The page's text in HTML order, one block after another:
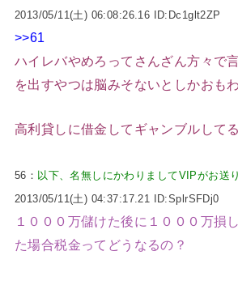
2013/05/11(土) 06:08:26.16 ID:Dc1glt2ZP
>>61
ハイレバやめろってさんざん方々で
を出すやつは脳みそないとしかおも
高利貸しに借金してギャンブルして
56： 以下、名無しにかわりましてVIPがお送
2013/05/11(土) 04:37:17.21 ID:SplrSFDj0
１０００万儲けた後に１０００万損
た場合税金ってどうなるの？